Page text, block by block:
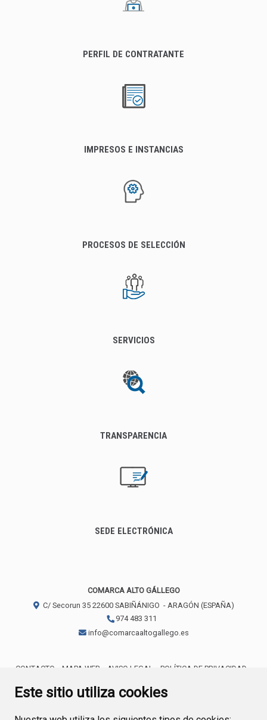
Este sitio utiliza cookies
PERFIL DE CONTRATANTE
IMPRESOS E INSTANCIAS
PROCESOS DE SELECCIÓN
SERVICIOS
TRANSPARENCIA
SEDE ELECTRÓNICA
COMARCA ALTO GÁLLEGO
C/ Secorun 35 22600 SABIÑÁNIGO - ARAGÓN (ESPAÑA)
974 483 311
info@comarcaaltogallego.es
CONTACTO MAPA WEB AVISO LEGAL
POLÍTICA DE PRIVACIDAD